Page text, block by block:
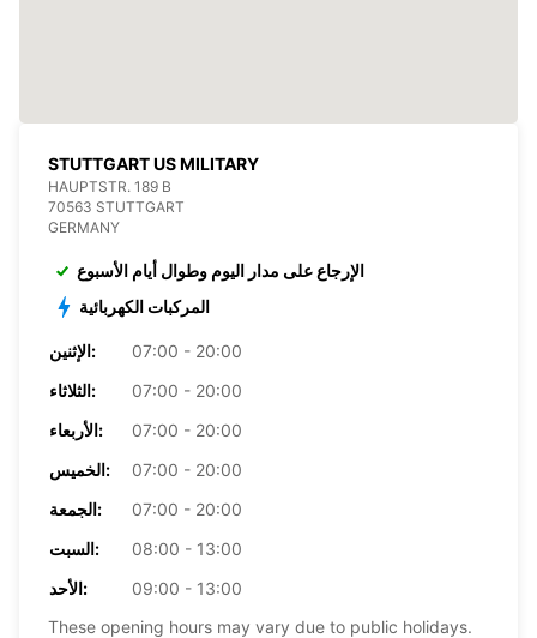
STUTTGART US MILITARY
HAUPTSTR. 189 B
70563 STUTTGART
GERMANY
الإرجاع على مدار اليوم وطوال أيام الأسبوع
المركبات الكهربائية
الإثنين:
07:00 - 20:00
الثلاثاء:
07:00 - 20:00
الأربعاء:
07:00 - 20:00
الخميس:
07:00 - 20:00
الجمعة:
07:00 - 20:00
السبت:
08:00 - 13:00
الأحد:
09:00 - 13:00
These opening hours may vary due to public holidays.